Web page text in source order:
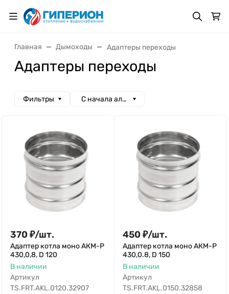
Главная Дымоходы Адаптеры переходы
Адаптеры переходы
Фильтры С начала алфавита
370 ₽/шт.
Адаптер котла моно АКМ-Р
430,0,8, D 120
В наличии
Артикул
TS.FRT.AKL.0120.32907
450 ₽/шт.
Адаптер котла моно АКМ-Р
430,0.8, D 150
В наличии
Артикул
TS.FRT.AKL.0150.32858